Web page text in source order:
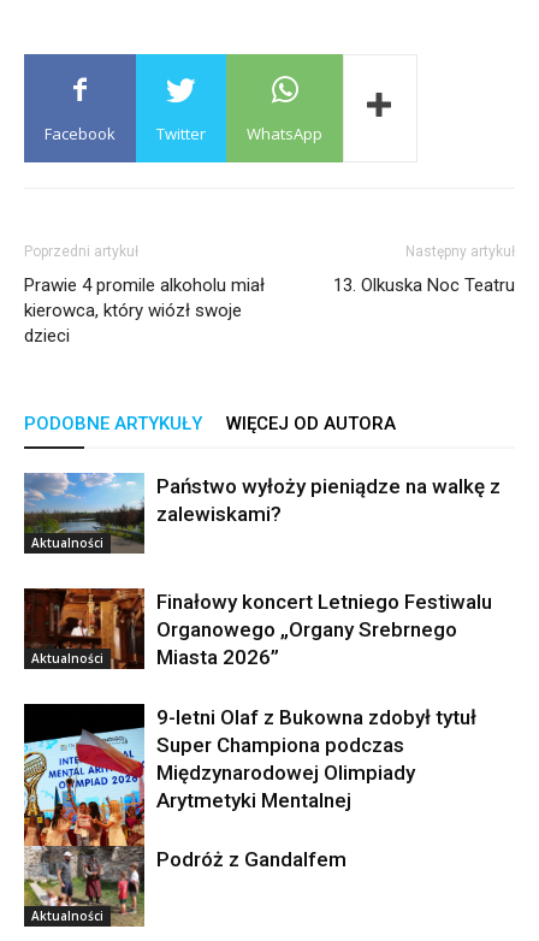
Facebook Twitter WhatsApp
Poprzedni artykuł
Prawie 4 promile alkoholu miał
kierowca, który wiózł swoje
dzieci
Następny artykuł
13. Olkuska Noc Teatru
PODOBNE ARTYKUŁY WIĘCEJ OD AUTORA
Aktualności
Państwo wyłoży pieniądze na walkę z
zalewiskami?
Aktualności
Finałowy koncert Letniego Festiwalu
Organowego „Organy Srebrnego
Miasta 2026”
Aktualności
9-letni Olaf z Bukowna zdobył tytuł
Super Championa podczas
Międzynarodowej Olimpiady
Arytmetyki Mentalnej
Aktualności
Podróż z Gandalfem